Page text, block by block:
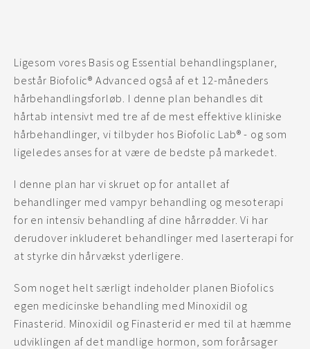
Ligesom vores Basis og Essential behandlingsplaner,
består Biofolic® Advanced også af et 12-måneders
hårbehandlingsforløb. I denne plan behandles dit
hårtab intensivt med tre af de mest effektive kliniske
hårbehandlinger, vi tilbyder hos Biofolic Lab® - og som
ligeledes anses for at være de bedste på markedet.
I denne plan har vi skruet op for antallet af
behandlinger med vampyr behandling og mesoterapi
for en intensiv behandling af dine hårrødder. Vi har
derudover inkluderet behandlinger med laserterapi for
at styrke din hårvækst yderligere.
Som noget helt særligt indeholder planen Biofolics
egen medicinske behandling med Minoxidil og
Finasterid. Minoxidil og Finasterid er med til at hæmme
udviklingen af det mandlige hormon, som forårsager